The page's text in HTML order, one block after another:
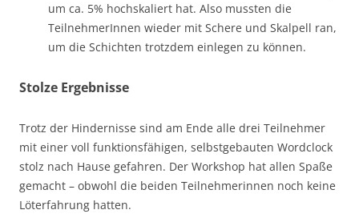
um ca. 5% hochskaliert hat. Also mussten die
TeilnehmerInnen wieder mit Schere und Skalpell ran,
um die Schichten trotzdem einlegen zu können.
Stolze Ergebnisse
Trotz der Hindernisse sind am Ende alle drei Teilnehmer
mit einer voll funktionsfähigen, selbstgebauten Wordclock
stolz nach Hause gefahren. Der Workshop hat allen Spaße
gemacht – obwohl die beiden Teilnehmerinnen noch keine
Löterfahrung hatten.